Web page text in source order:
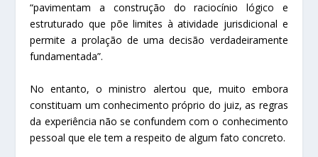
“pavimentam a construção do raciocínio lógico e
estruturado que põe limites à atividade jurisdicional e
permite a prolação de uma decisão verdadeiramente
fundamentada”.
No entanto, o ministro alertou que, muito embora
constituam um conhecimento próprio do juiz, as regras
da experiência não se confundem com o conhecimento
pessoal que ele tem a respeito de algum fato concreto.